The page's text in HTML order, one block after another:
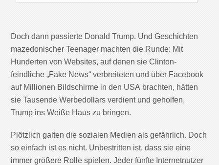
Doch dann passierte Donald Trump. Und Geschichten
mazedonischer Teenager machten die Runde: Mit
Hunderten von Websites, auf denen sie Clinton-
feindliche „Fake News“ verbreiteten und über Facebook
auf Millionen Bildschirme in den USA brachten, hätten
sie Tausende Werbedollars verdient und geholfen,
Trump ins Weiße Haus zu bringen.
Plötzlich galten die sozialen Medien als gefährlich. Doch
so einfach ist es nicht. Unbestritten ist, dass sie eine
immer größere Rolle spielen. Jeder fünfte Internetnutzer